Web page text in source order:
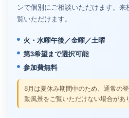
ンで個別にご相談いただけます。
覧いただけます。
火・水曜午後／金曜／土曜
第3希望まで選択可能
参加費無料
8月は夏休み期間中のため、通常の
動風景をご覧いただけない場合があ